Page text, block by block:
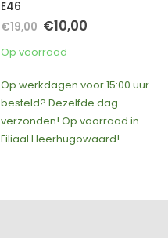
E46
€19,00 Oorspronkelijke
prijs
was:
€10,00Huidige
Op voorraad
Op werkdagen voor 15:00 uur
besteld? Dezelfde dag
verzonden! Op voorraad in
Filiaal Heerhugowaard!